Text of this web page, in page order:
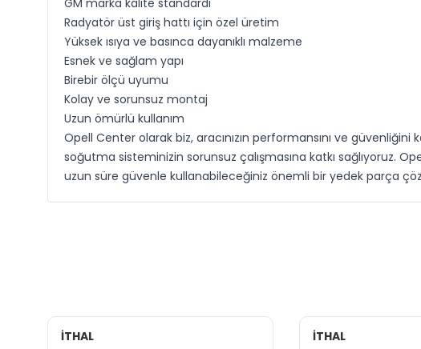
GM marka kalite standardı
Radyatör üst giriş hattı için özel üretim
Yüksek ısıya ve basınca dayanıklı malzeme
Esnek ve sağlam yapı
Birebir ölçü uyumu
Kolay ve sorunsuz montaj
Uzun ömürlü kullanım
Opell Center olarak biz, aracınızın performansını ve
soğutma sisteminizin sorunsuz çalışmasına katkı sağlıyoruz.
uzun süre güvenle kullanabileceğiniz önemli bir yedek parça
İTHAL
İTHAL